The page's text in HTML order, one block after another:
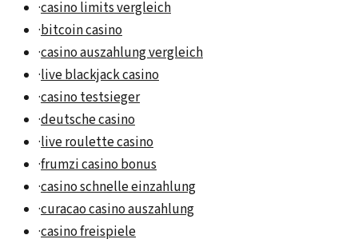
·casino limits vergleich
·bitcoin casino
·casino auszahlung vergleich
·live blackjack casino
·casino testsieger
·deutsche casino
·live roulette casino
·frumzi casino bonus
·casino schnelle einzahlung
·curacao casino auszahlung
·casino freispiele